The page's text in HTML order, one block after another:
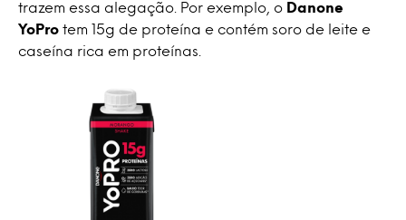
trazem essa alegação. Por exemplo, o Danone
YoPro tem 15g de proteína e contém soro de leite e
caseína rica em proteínas.